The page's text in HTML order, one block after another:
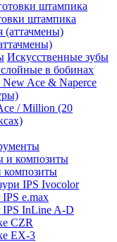
штампика
Искусственные зубы
в бобинах
New Ace & Naperce
/ Million (20
композиты
IPS Ivocolor
e.max
IPS InLine A-D
CZR
EX-3